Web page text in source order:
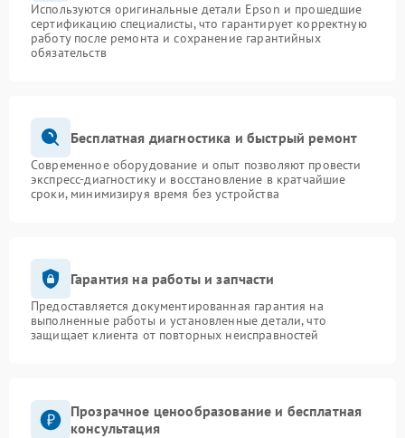
Используются оригинальные детали Epson и прошедшие
сертификацию специалисты, что гарантирует корректную
работу после ремонта и сохранение гарантийных
обязательств
Бесплатная диагностика и быстрый ремонт
Современное оборудование и опыт позволяют провести
экспресс-диагностику и восстановление в кратчайшие
сроки, минимизируя время без устройства
Гарантия на работы и запчасти
Предоставляется документированная гарантия на
выполненные работы и установленные детали, что
защищает клиента от повторных неисправностей
Прозрачное ценообразование и бесплатная
консультация